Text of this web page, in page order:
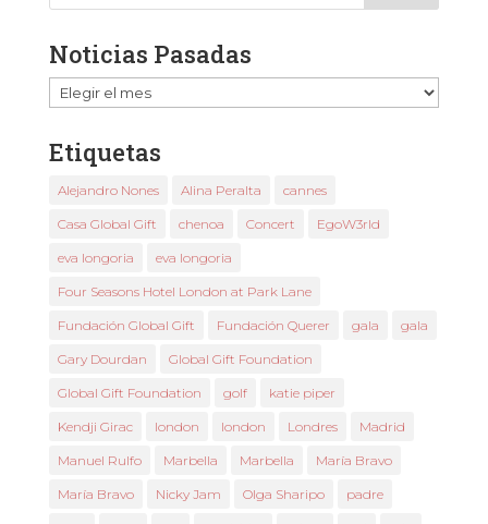
Noticias Pasadas
Noticias
Pasadas
Etiquetas
Alejandro Nones Alina Peralta cannes
Casa Global Gift chenoa Concert EgoW3rld
eva longoria eva longoria
Four Seasons Hotel London at Park Lane
Fundación Global Gift Fundación Querer gala gala
Gary Dourdan Global Gift Foundation
Global Gift Foundation golf katie piper
Kendji Girac london london Londres Madrid
Manuel Rulfo Marbella Marbella María Bravo
María Bravo Nicky Jam Olga Sharipo padre